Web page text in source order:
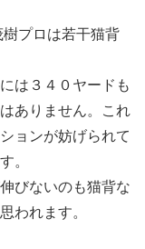
プロは若干猫背
は３４０ヤードも
ありません。これ
ョンが妨げられて
。
びないのも猫背な
われます。